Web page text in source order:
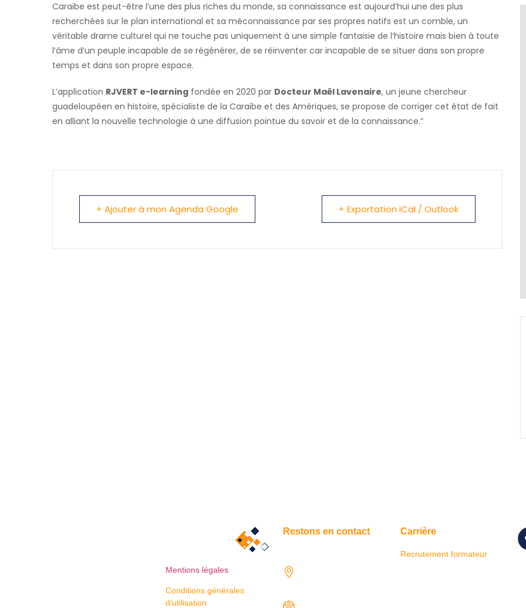
Caraïbe est peut-être l’une des plus riches du monde, sa connaissance est aujourd’hui une des plus
recherchées sur le plan international et sa méconnaissance par ses propres natifs est un comble, un
véritable drame culturel qui ne touche pas uniquement à une simple fantaisie de l’histoire mais bien à toute
l’âme d’un peuple incapable de se régénérer, de se réinventer car incapable de se situer dans son propre
temps et dans son propre espace.
L’application RJVERT e-learning fondée en 2020 par Docteur Maël Lavenaire, un jeune chercheur
guadeloupéen en histoire, spécialiste de la Caraïbe et des Amériques, se propose de corriger cet état de fait
en alliant la nouvelle technologie à une diffusion pointue du savoir et de la connaissance.”
+ Ajouter à mon Agenda Google + Exportation iCal / Outlook
Mentions légales
Conditions générales
d’utilisation
Restons en contact Carrière
Recrutement formateur